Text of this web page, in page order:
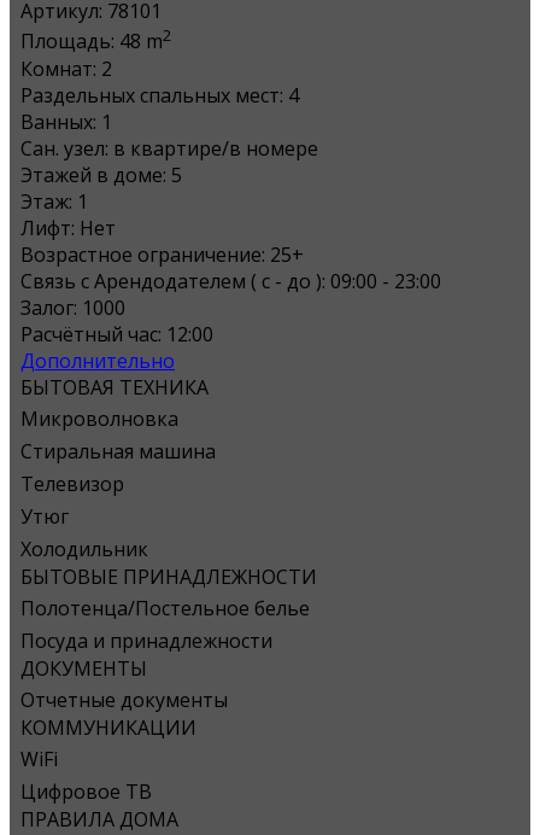
Артикул: 78101
Площадь: 48 m2
Комнат: 2
Раздельных спальных мест: 4
Ванных: 1
Сан. узел: в квартире/в номере
Этажей в доме: 5
Этаж: 1
Лифт: Нет
Возрастное ограничение: 25+
Связь с Арендодателем ( с - до ): 09:00 - 23:00
Залог: 1000
Расчётный час: 12:00
Дополнительно
БЫТОВАЯ ТЕХНИКА
Микроволновка
Стиральная машина
Телевизор
Утюг
Холодильник
БЫТОВЫЕ ПРИНАДЛЕЖНОСТИ
Полотенца/Постельное белье
Посуда и принадлежности
ДОКУМЕНТЫ
Отчетные документы
КОММУНИКАЦИИ
WiFi
Цифровое ТВ
ПРАВИЛА ДОМА